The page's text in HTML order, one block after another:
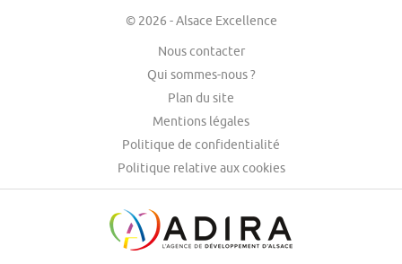
© 2026 - Alsace Excellence
Nous contacter
Qui sommes-nous ?
Plan du site
Mentions légales
Politique de confidentialité
Politique relative aux cookies